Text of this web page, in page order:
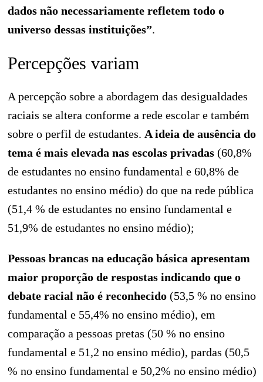
dados não necessariamente refletem todo o
universo dessas instituições”.
Percepções variam
A percepção sobre a abordagem das desigualdades
raciais se altera conforme a rede escolar e também
sobre o perfil de estudantes. A ideia de ausência do
tema é mais elevada nas escolas privadas (60,8%
de estudantes no ensino fundamental e 60,8% de
estudantes no ensino médio) do que na rede pública
(51,4 % de estudantes no ensino fundamental e
51,9% de estudantes no ensino médio);
Pessoas brancas na educação básica apresentam
maior proporção de respostas indicando que o
debate racial não é reconhecido (53,5 % no ensino
fundamental e 55,4% no ensino médio), em
comparação a pessoas pretas (50 % no ensino
fundamental e 51,2 no ensino médio), pardas (50,5
% no ensino fundamental e 50,2% no ensino médio)